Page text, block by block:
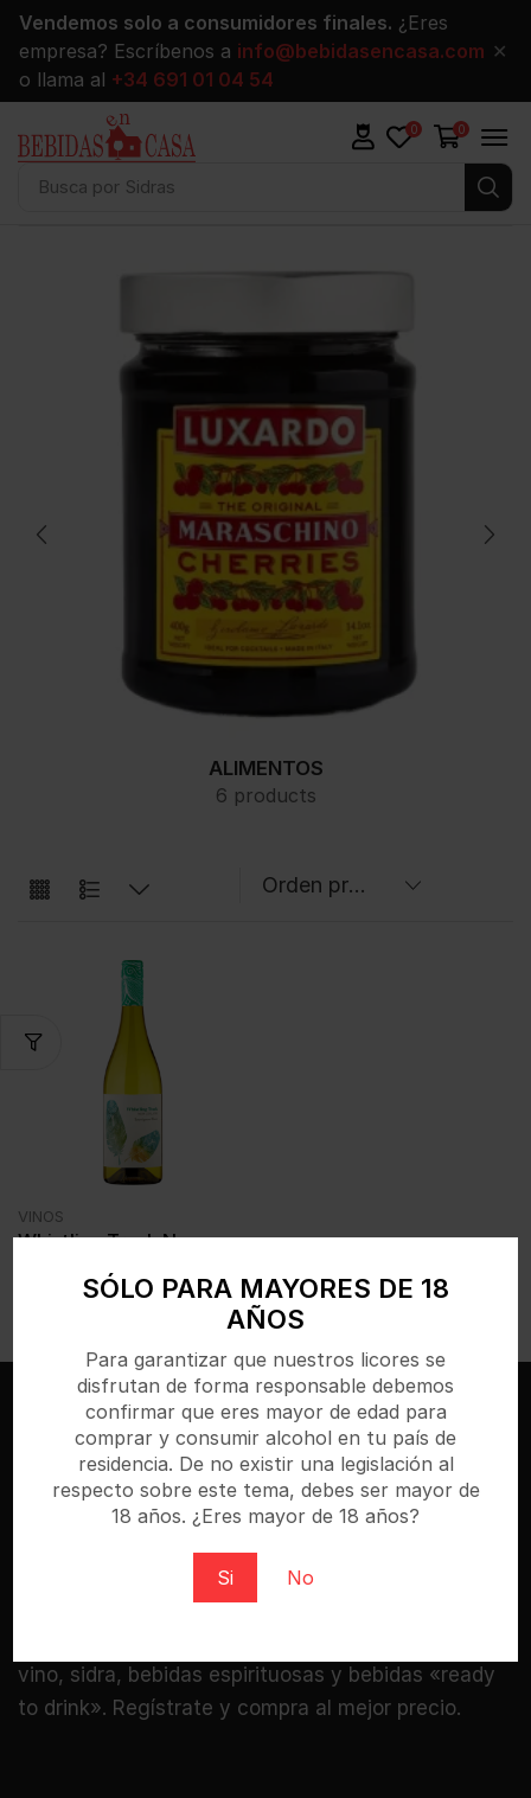
SÓLO PARA MAYORES DE 18
AÑOS
Para garantizar que nuestros licores se
disfrutan de forma responsable debemos
confirmar que eres mayor de edad para
comprar y consumir alcohol en tu país de
residencia. De no existir una legislación al
respecto sobre este tema, debes ser mayor de
18 años. ¿Eres mayor de 18 años?
Si No
Vendemos solo a consumidores finales. ¿Eres
empresa? Escríbenos a info@bebidasencasa.com
o llama al +34 691 01 04 54
✕
Busca por Sidras
0 0
ALIMENTOS
6 products
VINOS
Whistling Track New
IVA incl.
Bebidasencasa.com es una tienda online
vino, sidra, bebidas espirituosas y bebidas «ready
to drink». Regístrate y compra al mejor precio.